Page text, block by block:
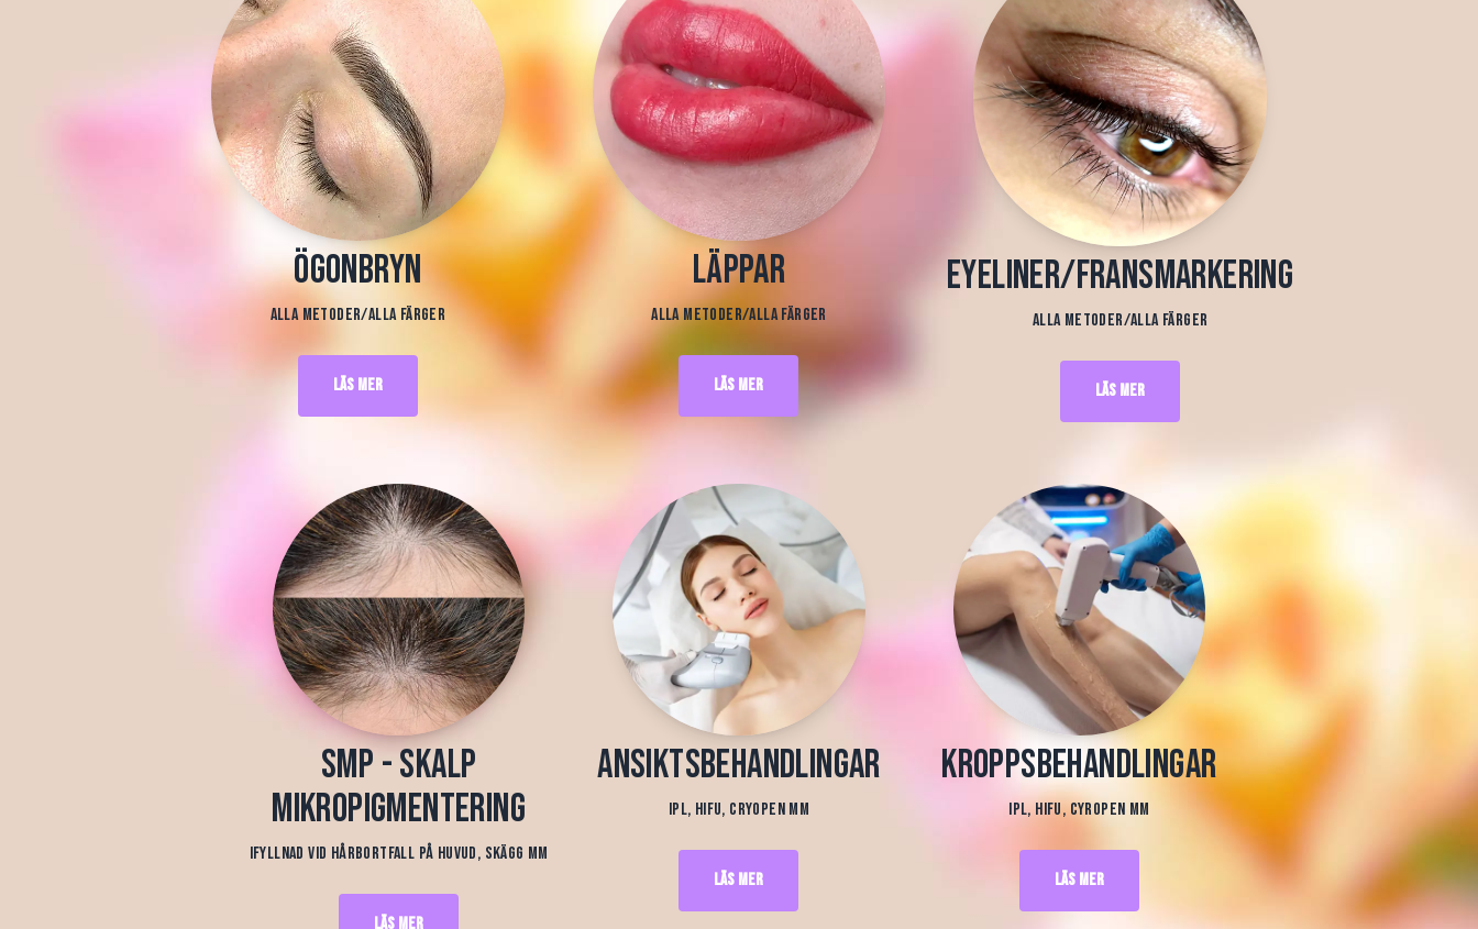
Ögonbryn
Alla metoder/alla färger
Läs mer
Läppar
Alla metoder/alla färger
Läs mer
Eyeliner/Fransmarkering
Alla metoder/alla färger
Läs mer
SMP - Skalp
mikropigmentering
Ifyllnad vid hårbortfall på huvud, skägg mm
Läs mer
Ansiktsbehandlingar
IPL, HIFU, Cryopen mm
Läs mer
Kroppsbehandlingar
IPL, HIFU, Cyropen mm
Läs mer